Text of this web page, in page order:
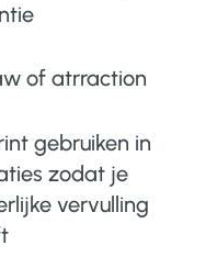
of atrraction
gebruiken in
zodat je
vervulling